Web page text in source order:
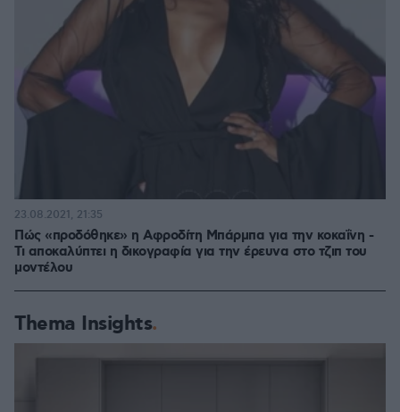
Πώς «προδόθηκε» η Αφροδίτη Μπάρμπα για την κοκαΐνη -
Τι αποκαλύπτει η δικογραφία για την έρευνα στο τζιπ του
μοντέλου
23.08.2021, 21:35
Thema Insights